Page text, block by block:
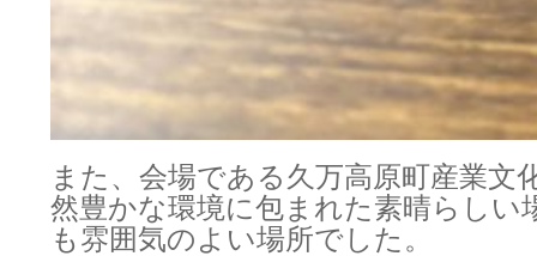
また、会場である久万高原町産業文
然豊かな環境に包まれた素晴らしい
も雰囲気のよい場所でした。